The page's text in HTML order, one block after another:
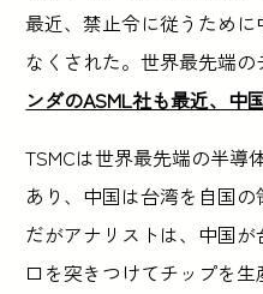
最近、禁止令に従うため
なくされた。世界最先端
ンダのASML社も最近、中
TSMCは世界最先端の半導
あり、中国は台湾を自国の
だがアナリストは、中国
口を突きつけてチップを